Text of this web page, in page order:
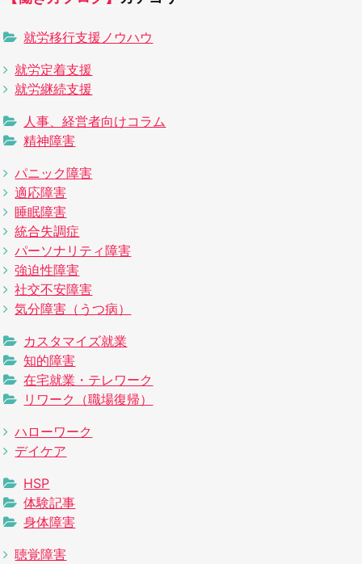
就労移行支援ノウハウ
就労定着支援
就労継続支援
人事、経営者向けコラム
精神障害
パニック障害
適応障害
睡眠障害
統合失調症
パーソナリティ障害
強迫性障害
社交不安障害
気分障害（うつ病）
カスタマイズ就業
知的障害
在宅就業・テレワーク
リワーク（職場復帰）
ハローワーク
デイケア
HSP
体験記事
身体障害
聴覚障害